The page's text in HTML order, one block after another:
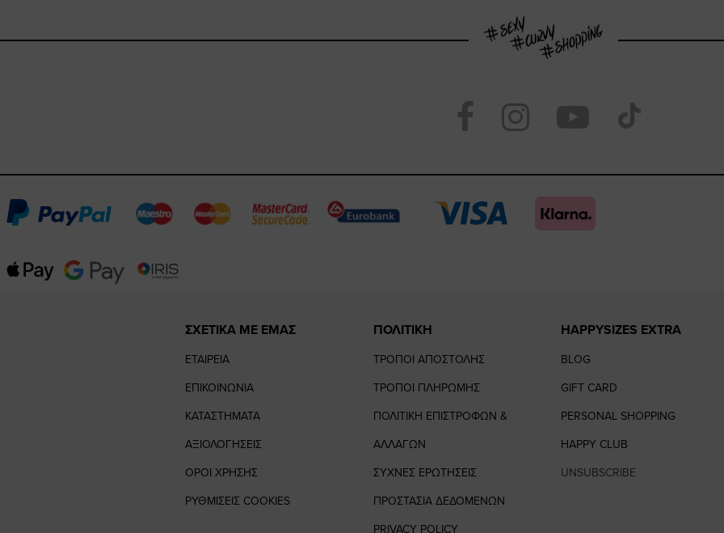
Visit
https://
page
Visit
https://
page
Visit
https://
our
ΣΧΕΤΙΚΑ ΜΕ ΕΜΑΣ
ΕΤΑΙΡΕΙΑ
ΕΠΙΚΟΙΝΩΝΙΑ
ΚΑΤΑΣΤΗΜΑΤΑ
ΑΞΙΟΛΟΓΗΣΕΙΣ
ΟΡΟΙ ΧΡΗΣΗΣ
ΡΥΘΜΙΣΕΙΣ COOKIES
ΠΟΛΙΤΙΚΗ
ΤΡΟΠΟΙ ΑΠΟΣΤΟΛΗΣ
ΤΡΟΠΟΙ ΠΛΗΡΩΜΗΣ
ΠΟΛΙΤΙΚΗ ΕΠΙΣΤΡΟΦΩΝ &
ΑΛΛΑΓΩΝ
ΣΥΧΝΕΣ ΕΡΩΤΗΣΕΙΣ
ΠΡΟΣΤΑΣΙΑ ΔΕΔΟΜΕΝΩΝ
PRIVACY POLICY
HAPPYSIZES EXTRA
BLOG
GIFT CARD
PERSONAL SHOPPING
HAPPY CLUB
UNSUBSCRIBE